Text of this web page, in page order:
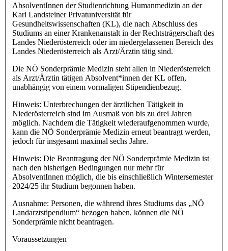
AbsolventInnen der Studienrichtung Humanmedizin an der
Karl Landsteiner Privatuniversität für
Gesundheitswissenschaften (KL), die nach Abschluss des
Studiums an einer Krankenanstalt in der Rechtsträgerschaft des
Landes Niederösterreich oder im niedergelassenen Bereich des
Landes Niederösterreich als Arzt/Ärztin tätig sind.
Die NÖ Sonderprämie Medizin steht allen in Niederösterreich
als Arzt/Ärztin tätigen Absolvent*innen der KL offen,
unabhängig von einem vormaligen Stipendienbezug.
Hinweis: Unterbrechungen der ärztlichen Tätigkeit in
Niederösterreich sind im Ausmaß von bis zu drei Jahren
möglich. Nachdem die Tätigkeit wiederaufgenommen wurde,
kann die NÖ Sonderprämie Medizin erneut beantragt werden,
jedoch für insgesamt maximal sechs Jahre.
Hinweis: Die Beantragung der NÖ Sonderprämie Medizin ist
nach den bisherigen Bedingungen nur mehr für
AbsolventInnen möglich, die bis einschließlich Wintersemester
2024/25 ihr Studium begonnen haben.
Ausnahme: Personen, die während ihres Studiums das „NÖ
Landarztstipendium“ bezogen haben, können die NÖ
Sonderprämie nicht beantragen.
Voraussetzungen